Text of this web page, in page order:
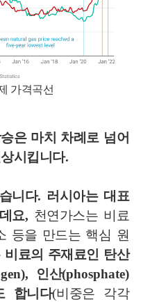
가격곡선
은 마치 차례로 넘어
시킵니다.
니다. 러시아는 대표
요, 천연가스는 비료
등을 만드는 핵심 원
비료의 주재료인 탄산
인산(phosphate)
합니다(비중은 각각